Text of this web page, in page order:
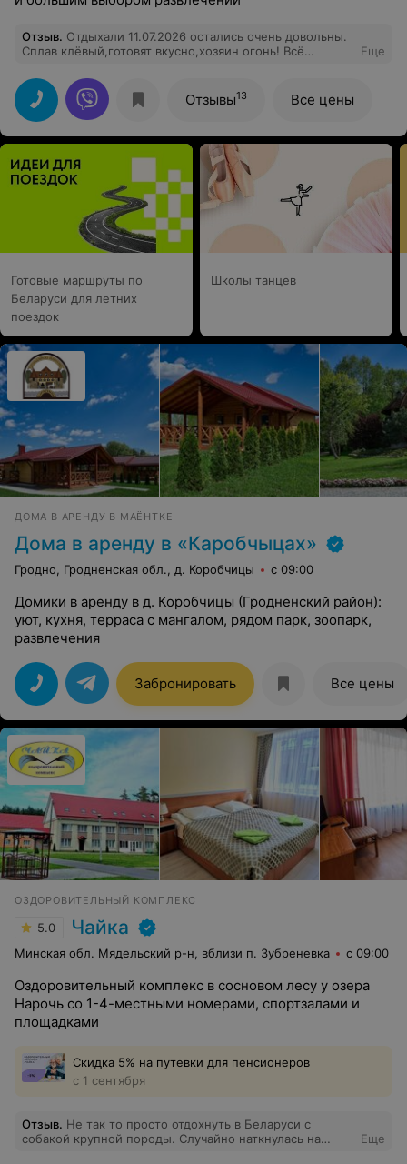
Отзыв. Отдыхали 11.07.2026 остались очень довольны.
Сплав клёвый,готовят вкусно,хозяин огонь! Всё
восторге. Сын рулил всё 12 км. Спасибо вам огромное,
за крутяцкий отдых.
Еще
Отзывы13 Все цены
Готовые маршруты по
Беларуси для летних
поездок
Школы танцев
ДОМА В АРЕНДУ В МАЁНТКЕ
Дома в аренду в «Каробчыцах»
Гродно, Гродненская обл., д. Коробчицы с 09:00
Домики в аренду в д. Коробчицы (Гродненский район):
уют, кухня, терраса с мангалом, рядом парк, зоопарк,
развлечения
Забронировать Все цены
ОЗДОРОВИТЕЛЬНЫЙ КОМПЛЕКС
5.0 Чайка
Минская обл. Мядельский р-н, вблизи п. Зубреневка с 09:00
Оздоровительный комплекс в сосновом лесу у озера
Нарочь со 1-4-местными номерами, спортзалами и
площадками
Скидка 5% на путевки для пенсионеров
с 1 сентября
Отзыв. Не так то просто отдохнуть в Беларуси с
собакой крупной породы. Случайно наткнулась на
Еще